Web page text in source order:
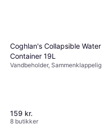
Coghlan's Collapsible Water
Container 19L
Vandbeholder, Sammenklappelig
159 kr.
8 butikker